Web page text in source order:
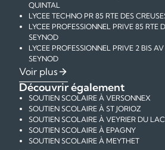
QUINTAL
LYCEE TECHNO PR 85 RTE DES
LYCEE PROFESSIONNEL PRIVE 85 RTE
SEYNOD
LYCEE PROFESSIONNEL PRIVE 2 BIS
SEYNOD
COLLEGE PRIVE 3 BD COSTA DE
SEYNOD
COLLEGE PRIVE RUE DU PRE DE LA
SEYNOD
ECOLE PRIMAIRE PUBLIQUE 49 RTE DE
SEYNOD
ECOLE PRIMAIRE PUBLIQUE 2 CHEM
SEYNOD
Voir plus
Découvrir également
SOUTIEN SCOLAIRE À VERSONNEX
SOUTIEN SCOLAIRE À ST JORIOZ
SOUTIEN SCOLAIRE À VEYRIER DU LAC
SOUTIEN SCOLAIRE À EPAGNY
SOUTIEN SCOLAIRE À MEYTHET